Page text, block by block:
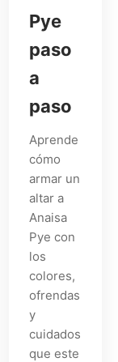
Pye
paso
a
paso
Aprende
cómo
armar un
altar a
Anaisa
Pye con
los
colores,
ofrendas
y
cuidados
que este